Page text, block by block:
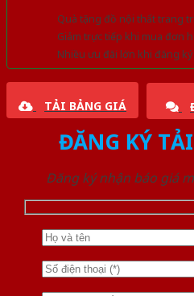
Quà tặng đồ nội thất trang
Giảm trực tiếp khi mua đơn
Nhiều ưu đãi lớn khi đăng
TẢI BẢNG GIÁ
ĐĂNG KÝ
Đăng ký nhận báo giá